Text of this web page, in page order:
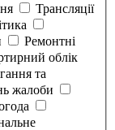
Трансляції
Ремонтні
облік
та
жалоби